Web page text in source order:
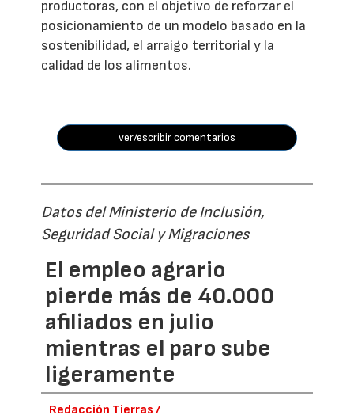
productoras, con el objetivo de reforzar el
posicionamiento de un modelo basado en la
sostenibilidad, el arraigo territorial y la
calidad de los alimentos.
ver/escribir comentarios
Datos del Ministerio de Inclusión,
Seguridad Social y Migraciones
El empleo agrario
pierde más de 40.000
afiliados en julio
mientras el paro sube
ligeramente
Redacción Tierras /